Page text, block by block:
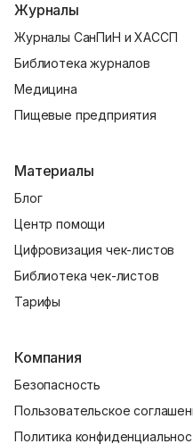
Журналы
Журналы СанПиН и ХАССП
Библиотека журналов
Медицина
Пищевые предприятия
Материалы
Блог
Центр помощи
Цифровизация чек-листов
Библиотека чек-листов
Тарифы
Компания
Безопасность
Пользовательское
Политика